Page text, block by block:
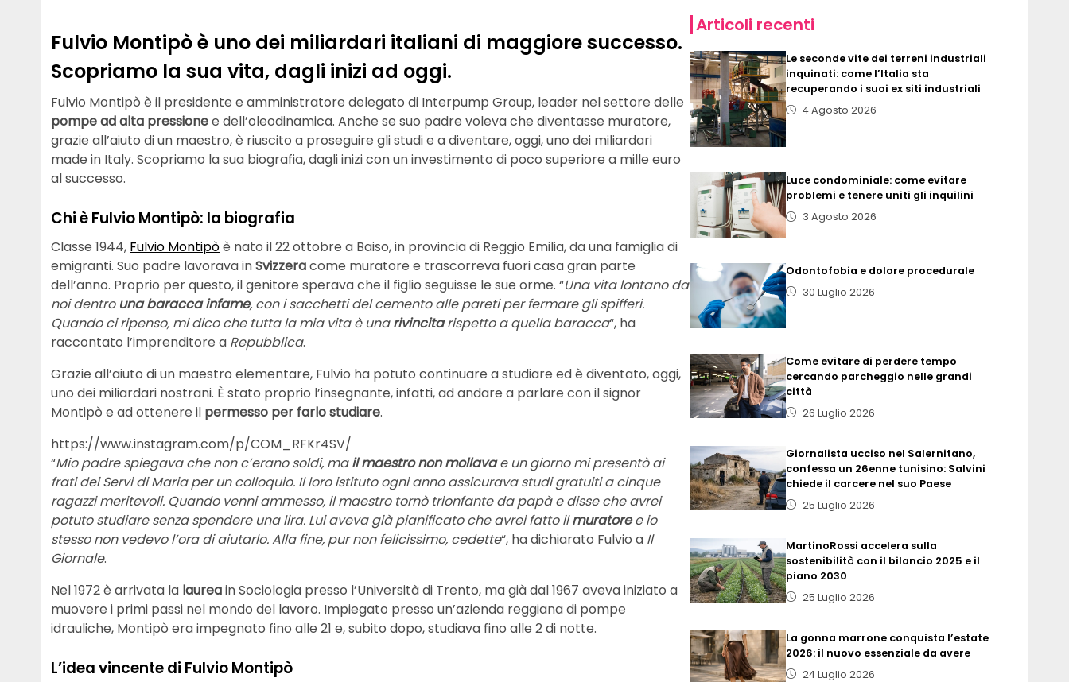
Fulvio Montipò è uno dei miliardari italiani di maggiore successo.
Scopriamo la sua vita, dagli inizi ad oggi.
Fulvio Montipò è il presidente e amministratore delegato di Interpump Group, leader nel settore delle
pompe ad alta pressionee dell’oleodinamica. Anche se suo padre voleva che diventasse muratore,
grazie all’aiuto di un maestro, è riuscito a proseguire gli studi e a diventare, oggi, uno dei miliardari
made in Italy. Scopriamo la sua biografia, dagli inizi con un investimento di poco superiore a mille euro
al successo.
Chi è Fulvio Montipò: la biografia
Classe 1944, Fulvio Montipòè nato il 22 ottobre a Baiso, in provincia di Reggio Emilia, da una famiglia di
emigranti. Suo padre lavorava inSvizzeracome muratore e trascorreva fuori casa gran parte
dell’anno. Proprio per questo, il genitore sperava che il figlio seguisse le sue orme. “Una vita lontano da
noi dentro una baracca infame, con i sacchetti del cemento alle pareti per fermare gli spifferi.
Quando ci ripenso, mi dico che tutta la mia vita è unarivincitarispetto a quella baracca“, ha
raccontato l’imprenditore a Repubblica.
Grazie all’aiuto di un maestro elementare, Fulvio ha potuto continuare a studiare ed è diventato, oggi,
uno dei miliardari nostrani. È stato proprio l’insegnante, infatti, ad andare a parlare con il signor
Montipò e ad ottenere il permesso per farlo studiare.
https://www.instagram.com/p/COM_RFKr4SV/
“Mio padre spiegava che non c’erano soldi, mail maestro non mollavae un giorno mi presentò ai
frati dei Servi di Maria per un colloquio. Il loro istituto ogni anno assicurava studi gratuiti a cinque
ragazzi meritevoli. Quando venni ammesso, il maestro tornò trionfante da papà e disse che avrei
potuto studiare senza spendere una lira. Lui aveva già pianificato che avrei fatto ilmuratoree io
stesso non vedevo l’ora di aiutarlo. Alla fine, pur non felicissimo, cedette“, ha dichiarato Fulvio a Il
Giornale.
Nel 1972 è arrivata la laureain Sociologia presso l’Università di Trento, ma già dal 1967 aveva iniziato a
muovere i primi passi nel mondo del lavoro. Impiegato presso un’azienda reggiana di pompe
idrauliche, Montipò era impegnato fino alle 21 e, subito dopo, studiava fino alle 2 di notte.
L’idea vincente di Fulvio Montipò
Articoli recenti
Le seconde vite dei terreni industriali
inquinati: come l’Italia sta
recuperando i suoi ex siti industriali
4 Agosto 2026
Luce condominiale: come evitare
problemi e tenere uniti gli inquilini
3 Agosto 2026
Odontofobia e dolore procedurale
30 Luglio 2026
Come evitare di perdere tempo
cercando parcheggio nelle grandi
città
26 Luglio 2026
Giornalista ucciso nel Salernitano,
confessa un 26enne tunisino: Salvini
chiede il carcere nel suo Paese
25 Luglio 2026
MartinoRossi accelera sulla
sostenibilità con il bilancio 2025 e il
piano 2030
25 Luglio 2026
La gonna marrone conquista l’estate
2026: il nuovo essenziale da avere
24 Luglio 2026